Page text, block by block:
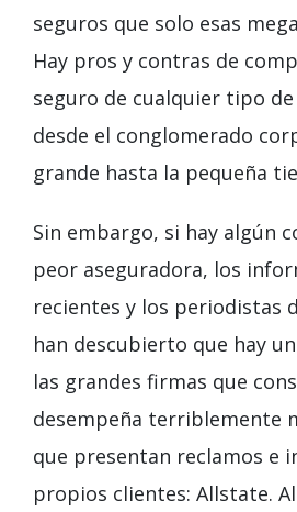
seguros que solo esas
Hay pros y contras de
seguro de cualquier tipo
desde el conglomerado
grande hasta la pequeña
Sin embargo, si hay algún
peor aseguradora, los
recientes y los periodistas
han descubierto que hay
las grandes firmas que
desempeña terriblemente
que presentan reclamos e
propios clientes: Allstate.